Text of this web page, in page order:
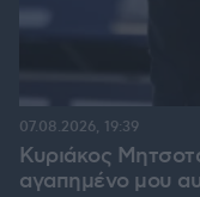
Κυριάκος
αγαπημένο μου
07.08.2026, 19:39